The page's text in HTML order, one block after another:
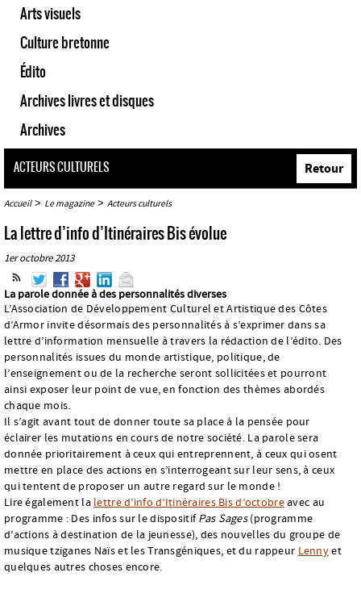
Arts visuels
Culture bretonne
Édito
Archives livres et disques
Archives
ACTEURS CULTURELS
Accueil> Le magazine> Acteurs culturels
Retour
La lettre d’info d’Itinéraires Bis évolue
1er octobre 2013
La parole donnée à des personnalités diverses
L’Association de Développement Culturel et Artistique des Côtes
d’Armor invite désormais des personnalités à s’exprimer dans sa
lettre d’information mensuelle à travers la rédaction de l’édito. Des
personnalités issues du monde artistique, politique, de
l’enseignement ou de la recherche seront sollicitées et pourront
ainsi exposer leur point de vue, en fonction des thèmes abordés
chaque mois.
Il s’agit avant tout de donner toute sa place à la pensée pour
éclairer les mutations en cours de notre société. La parole sera
donnée prioritairement à ceux qui entreprennent, à ceux qui osent
mettre en place des actions en s’interrogeant sur leur sens, à ceux
qui tentent de proposer un autre regard sur le monde !
Lire également la lettre d’info d’Itinéraires Bis d’octobreavec au
programme : Des infos sur le dispositifPas Sages(programme
d’actions à destination de la jeunesse), des nouvelles du groupe de
musique tziganes Naïs et les Transgéniques, et du rappeur Lennyet
quelques autres choses encore.